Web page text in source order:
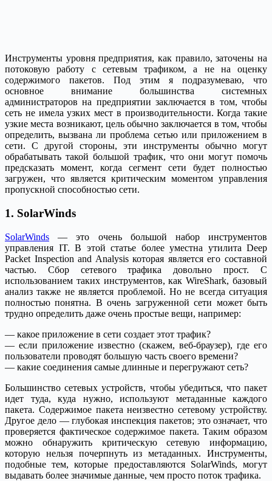
Инструменты уровня предприятия, как правило, заточены на
потоковую работу с сетевым трафиком, а не на оценку
содержимого пакетов. Под этим я подразумеваю, что
основное внимание большинства системных
администраторов на предприятии заключается в том, чтобы
сеть не имела узких мест в производительности. Когда такие
узкие места возникают, цель обычно заключается в том, чтобы
определить, вызвана ли проблема сетью или приложением в
сети. С другой стороны, эти инструменты обычно могут
обрабатывать такой большой трафик, что они могут помочь
предсказать момент, когда сегмент сети будет полностью
загружен, что является критическим моментом управления
пропускной способностью сети.
1. SolarWinds
SolarWinds — это очень большой набор инструментов
управления IT. В этой статье более уместна утилита Deep
Packet Inspection and Analysis которая является его составной
частью. Сбор сетевого трафика довольно прост. С
использованием таких инструментов, как WireShark, базовый
анализ также не является проблемой. Но не всегда ситуация
полностью понятна. В очень загруженной сети может быть
трудно определить даже очень простые вещи, например:
— какое приложение в сети создает этот трафик?
— если приложение известно (скажем, веб-браузер), где его
пользователи проводят большую часть своего времени?
— какие соединения самые длинные и перегружают сеть?
Большинство сетевых устройств, чтобы убедиться, что пакет
идет туда, куда нужно, используют метаданные каждого
пакета. Содержимое пакета неизвестно сетевому устройству.
Другое дело — глубокая инспекция пакетов; это означает, что
проверяется фактическое содержимое пакета. Таким образом
можно обнаружить критическую сетевую информацию,
которую нельзя почерпнуть из метаданных. Инструменты,
подобные тем, которые предоставляются SolarWinds, могут
выдавать более значимые данные, чем просто поток трафика.